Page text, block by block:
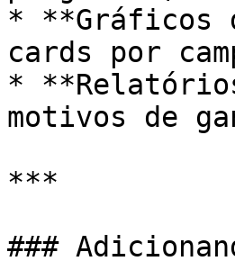
* **Gráficos
cards por
*
motivos de
***
###